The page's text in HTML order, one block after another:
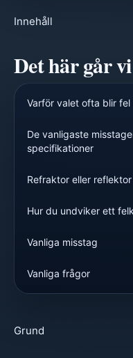
Innehåll
Det här går
Varför valet ofta blir fel
De vanligaste
specifikationer
Refraktor eller
Hur du undviker ett
Vanliga misstag
Vanliga frågor
Grund